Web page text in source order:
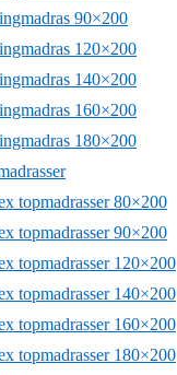
90×200
120×200
140×200
160×200
180×200
topmadrasser 80×200
topmadrasser 90×200
topmadrasser 120×200
topmadrasser 140×200
topmadrasser 160×200
topmadrasser 180×200